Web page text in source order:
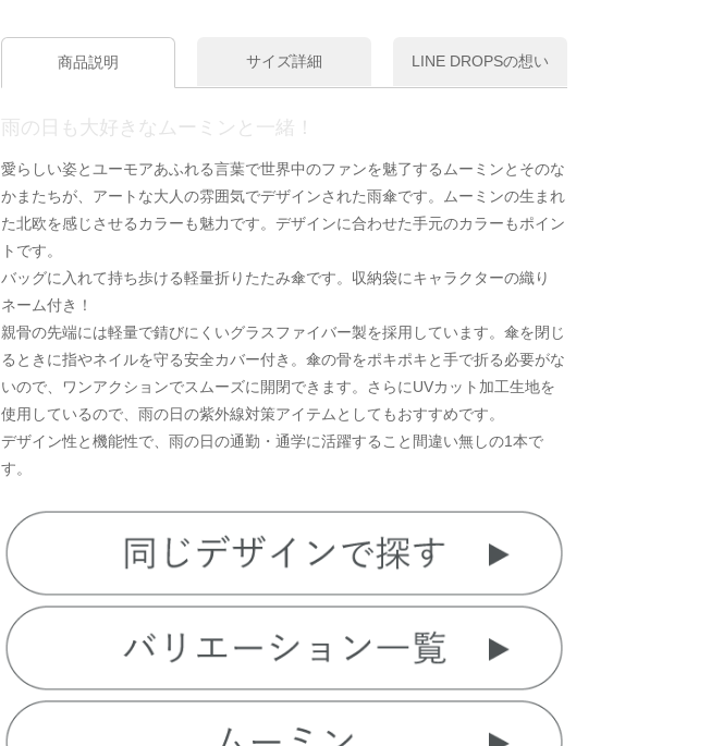
商品説明 サイズ詳細 LINE DROPSの想い
雨の日も大好きなムーミンと一緒！
愛らしい姿とユーモアあふれる言葉で世界中のファンを魅了するムーミンとそのな
かまたちが、アートな大人の雰囲気でデザインされた雨傘です。ムーミンの生まれ
た北欧を感じさせるカラーも魅力です。デザインに合わせた手元のカラーもポイン
トです。
バッグに入れて持ち歩ける軽量折りたたみ傘です。収納袋にキャラクターの織り
ネーム付き！
親骨の先端には軽量で錆びにくいグラスファイバー製を採用しています。傘を閉じ
るときに指やネイルを守る安全カバー付き。傘の骨をポキポキと手で折る必要がな
いので、ワンアクションでスムーズに開閉できます。さらにUVカット加工生地を
使用しているので、雨の日の紫外線対策アイテムとしてもおすすめです。
デザイン性と機能性で、雨の日の通勤・通学に活躍すること間違い無しの1本で
す。